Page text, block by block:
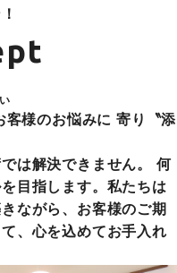
客様のお悩みに 寄り〝添
は解決できません。 何
目指します。私たちは
ながら、お客様のご期
、心を込めてお手入れ